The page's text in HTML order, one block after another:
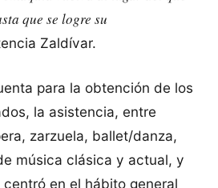
que se logre su
Zaldívar.
para la obtención de los
la asistencia, entre
zarzuela, ballet/danza,
música clásica y actual, y
en el hábito general